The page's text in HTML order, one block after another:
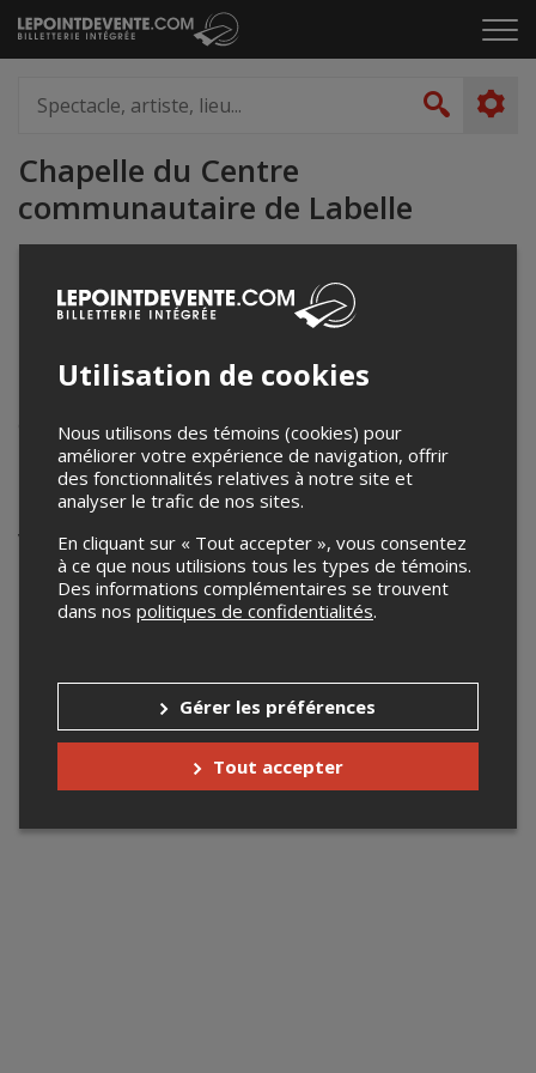
Passer
au
le
artiste,
lieu...
Chapelle du Centre
communautaire de Labelle
bproulx@municipalite.labelle.qc.ca
29, rue du Couvent
Canada
Événements à venir
Votre recherche n'a retourné aucun résultat.
Utilisation de cookies
Nous utilisons des témoins (cookies) pour
améliorer votre expérience de navigation, offrir
des fonctionnalités relatives à notre site et
analyser le trafic de nos sites.
En cliquant sur « Tout accepter », vous consentez
à ce que nous utilisions tous les types de témoins.
Des informations complémentaires se trouvent
dans nos politiques de confidentialités.
Gérer les préférences
Tout accepter